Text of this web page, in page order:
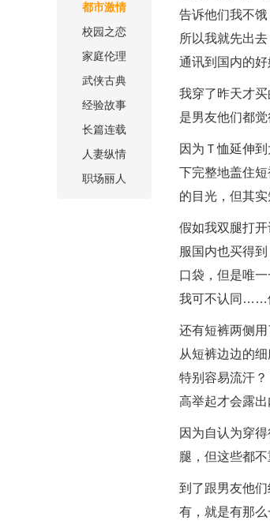
都市激情
校园之恋
家庭伦理
武侠古典
经验故事
长篇连载
人妻纵情
职场丽人
告诉他们我不
所以我就先出
通讯到国内的好
我穿了昨天才
是男友他们都
因为Ｔ恤延伸
下完整地盖住
的目光，但其
假如我双腿打
服国内也买得
口袋，但是唯
我可不认同……
还有短裤两侧
从短裤边边的
特别容易流汗
高举起才会露
因为自认为穿
腿，但这些都
到了跟男友他
有，就是有那